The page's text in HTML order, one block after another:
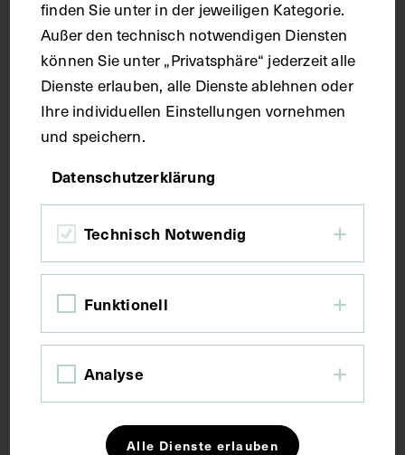
Seitenblatt 37,6 x 26,9 cm
Kurzbeschreibung
Der Text ist die ergänzende Beschreibung in
Wachsmodell der Detaildarstellungen von den
Muskeln des Groß- und Kleinzehenballens.
Schlagwörter
Anatomie Fersenbein
Lehrmittel
Muskulatur
Zehe
finden Sie unter in der jeweiligen Kategorie.
Außer den technisch notwendigen Diensten
können Sie unter „Privatsphäre“ jederzeit alle
Dienste erlauben, alle Dienste ablehnen oder
Ihre individuellen Einstellungen vornehmen
und speichern.
Datenschutzerklärung
Technisch Notwendig
Funktionell
Analyse
Alle Dienste erlauben